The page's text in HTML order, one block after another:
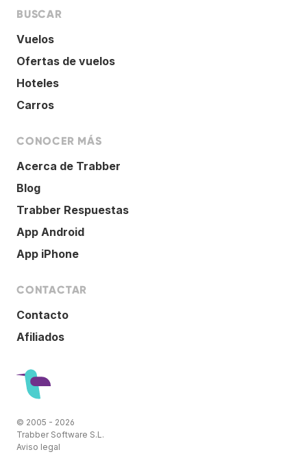
BUSCAR
Vuelos
Ofertas de vuelos
Hoteles
Carros
CONOCER MÁS
Acerca de Trabber
Blog
Trabber Respuestas
App Android
App iPhone
CONTACTAR
Contacto
Afiliados
© 2005 - 2026
Trabber Software S.L.
Aviso legal